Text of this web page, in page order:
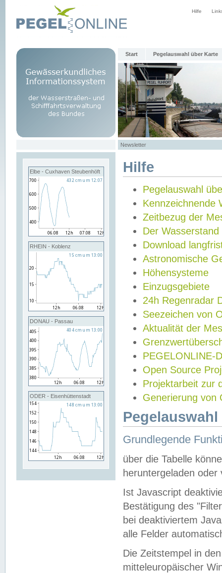
Hilfe
Start Pegelauswahl über Karte
Newsletter
Elbe - Cuxhaven Steubenhöft
RHEIN - Koblenz
DONAU - Passau
ODER - Eisenhüttenstadt
Hilfe
Pegelauswahl
Kennzeichnende
Zeitbezug der
Der Wasserstand
Download
Astronomische
Höhensysteme
Einzugsgebiete
24h Regenradar
Seezeichen von
Aktualität der
PEGELONLINE-
Open Source
Projektarbeit zur
Generierung von
Grundlegende
über die Tabelle
heruntergeladen oder
Ist Javascript
Bestätigung des
bei deaktiviertem
alle Felder
Die Zeitstempel in
mitteleuropäischer